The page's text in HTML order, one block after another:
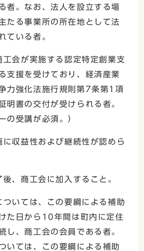
者。なお、法人を設立する場
たる事業所の所在地として法
ている者。
会が実施する認定特定創業支
支援を受けており、経済産業
力強化法施行規則第7条第1項
明書の交付が受けられる者。
の受講が必須。）
収益性および継続性が認めら
、商工会に加入すること。
いては、この要綱による補助
た日から10年間は町内に定住
し、商工会の会員である者。
いては、この要綱による補助